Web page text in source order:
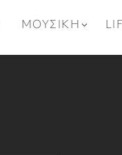
ΜΟΥΣΙΚΗ